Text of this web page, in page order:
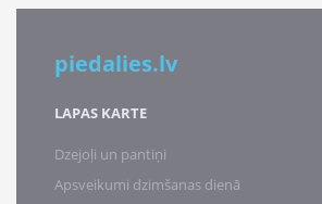
piedalies.lv
LAPAS KARTE
Dzejoļi un pantiņi
Apsveikumi dzimšanas dienā